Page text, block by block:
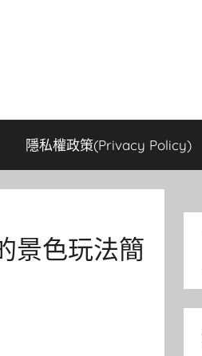
隱私權政策(Privacy Policy)
景色玩法簡